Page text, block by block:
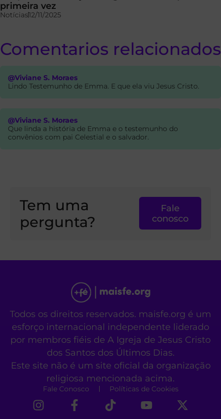
primeira vez
Notícias12/11/2025
Comentarios relacionados
@Viviane S. Moraes
Lindo Testemunho de Emma. E que ela viu Jesus Cristo.
@Viviane S. Moraes
Que linda a história de Emma e o testemunho do
convênios com pai Celestial e o salvador.
Tem uma
pergunta?
Fale
conosco
Todos os direitos reservados. maisfe.org é um
esforço internacional independente liderado
por membros fiéis de A Igreja de Jesus Cristo
dos Santos dos Últimos Dias.
Este site não é um site oficial da organização
religiosa mencionada acima.
Fale Conosco Políticas de Cookies